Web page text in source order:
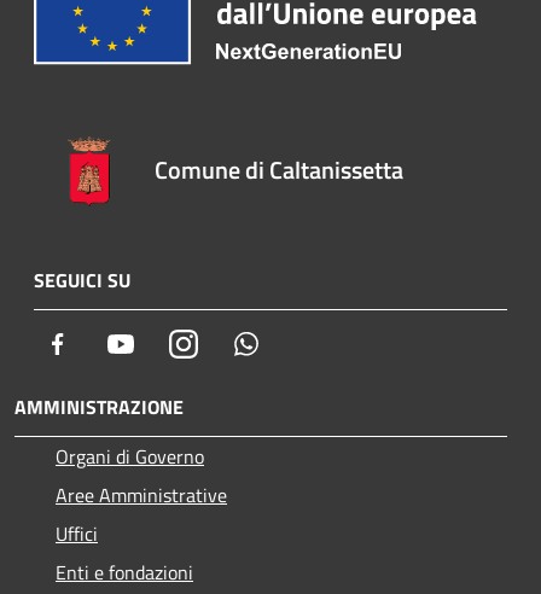
Comune di Caltanissetta
SEGUICI SU
Facebook YoutubeInstagram
AMMINISTRAZIONE
Organi di Governo
Aree Amministrative
Uffici
Enti e fondazioni